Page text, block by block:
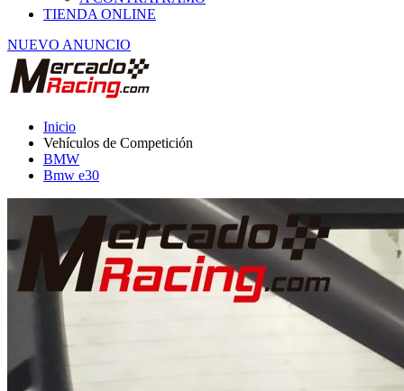
NUEVO ANUNCIO
Vehículos de Competición
BMW
Bmw e30